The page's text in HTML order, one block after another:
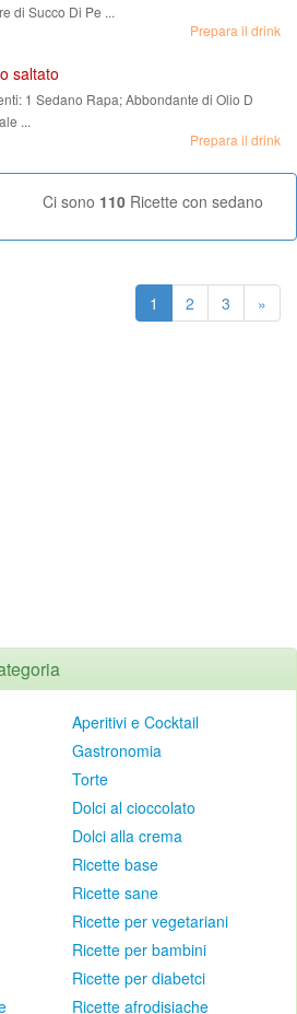
di Succo Di Pe ...
Prepara il drink
saltato
1 Sedano Rapa; Abbondante di Olio D
...
Prepara il drink
Ci sono 110 Ricette con sedano
1 2 3 »
Aperitivi e Cocktail
Gastronomia
Torte
Dolci al cioccolato
Dolci alla crema
Ricette base
Ricette sane
Ricette per vegetariani
Ricette per bambini
Ricette per diabetci
Ricette afrodisiache